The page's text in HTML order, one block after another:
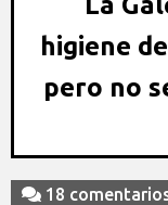
higiene
pero no
18